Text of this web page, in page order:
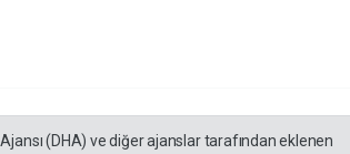
(DHA) ve diğer ajanslar tarafından eklenen